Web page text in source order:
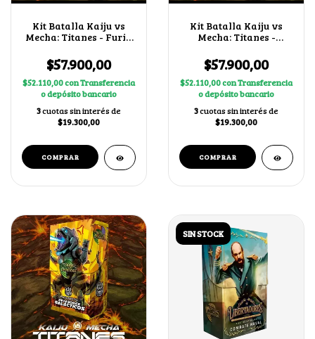
Kit Batalla Kaiju vs
Mecha: Titanes - Furia
$57.900,00
$52.110,00conTransferencia
o depósito bancario
3cuotas sin interés de
$19.300,00
Kit Batalla Kaiju vs
Mecha: Titanes -
$57.900,00
$52.110,00conTransferencia
o depósito bancario
3cuotas sin interés de
$19.300,00
SIN STOCK